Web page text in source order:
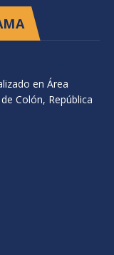
en Área
Colón, República